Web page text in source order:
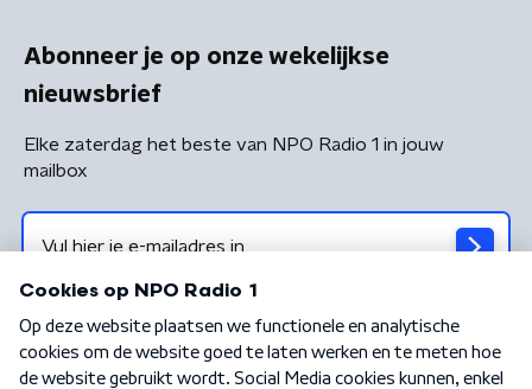
Abonneer je op onze wekelijkse
nieuwsbrief
Elke zaterdag het beste van NPO Radio 1 in jouw
mailbox